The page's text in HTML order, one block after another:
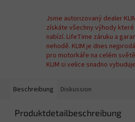
Jsme autorizovaný dealer
získáte všechny výhody které
nabízí. LifeTime záruku a
nehodě. KLIM je dnes
pro motorkáře na celém
KLIM si velice snadno
Beschreibung Diskussion
Produktdetailbeschreibung